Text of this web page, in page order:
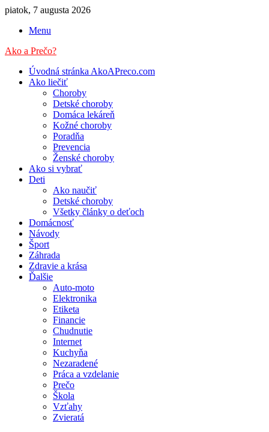
piatok, 7 augusta 2026
Menu
Ako a Prečo?
Úvodná stránka AkoAPreco.com
Ako liečiť
Choroby
Detské choroby
Domáca lekáreň
Kožné choroby
Poradňa
Prevencia
Ženské choroby
Ako si vybrať
Deti
Ako naučiť
Detské choroby
Všetky články o deťoch
Domácnosť
Návody
Šport
Záhrada
Zdravie a krása
Ďalšie
Auto-moto
Elektronika
Etiketa
Financie
Chudnutie
Internet
Kuchyňa
Nezaradené
Práca a vzdelanie
Prečo
Škola
Vzťahy
Zvieratá